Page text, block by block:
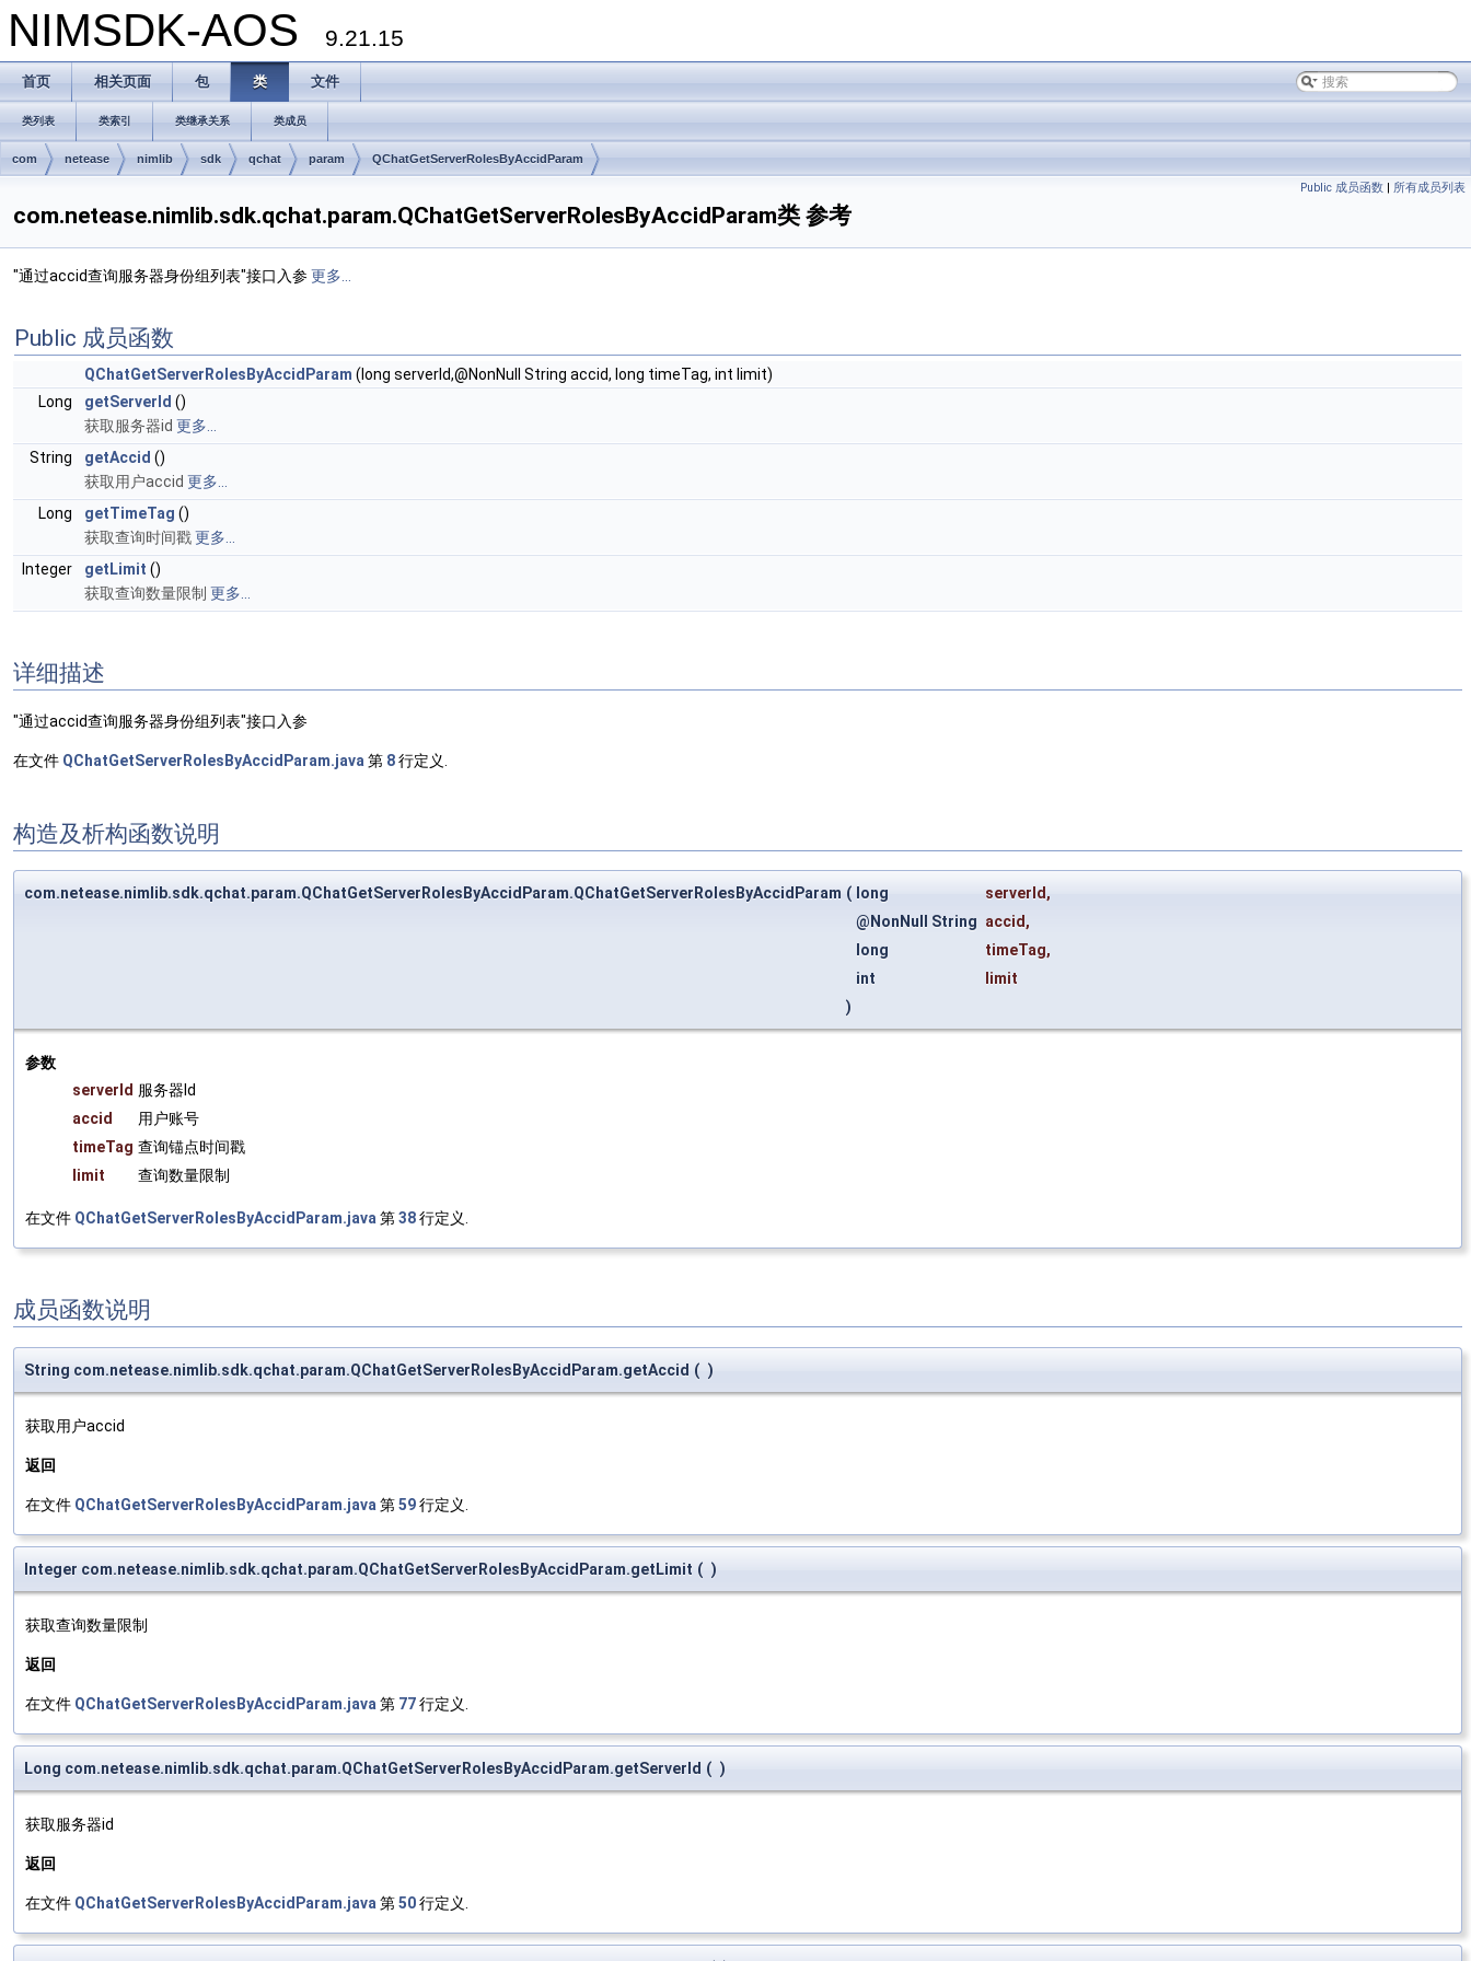
NIMSDK-AOS 9.21.15
首页 相关页面 包 类 文件
类列表 类索引 类继承关系 类成员
com netease nimlib sdk qchat param QChatGetServerRolesByAccidParam
Public 成员函数 | 所有成员列表
com.netease.nimlib.sdk.qchat.param.QChatGetServerRolesByAccidParam类 参考
"通过accid查询服务器身份组列表"接口入参 更多...
Public 成员函数
QChatGetServerRolesByAccidParam (long serverId,@NonNull String accid, long timeTag, int limit)
Long
getServerId ()
获取服务器id 更多...
String
getAccid ()
获取用户accid 更多...
Long
getTimeTag ()
获取查询时间戳更多...
Integer
getLimit ()
获取查询数量限制 更多...
详细描述
"通过accid查询服务器身份组列表"接口入参
在文件 QChatGetServerRolesByAccidParam.java 第 8行定义.
构造及析构函数说明
com.netease.nimlib.sdk.qchat.param.QChatGetServerRolesByAccidParam.QChatGetServerRolesByAccidParam ( long serverId,
@NonNull String accid,
long
timeTag,
int
limit
)
参数
serverId 服务器Id
accid
用户账号
timeTag 查询锚点时间戳
limit
查询数量限制
在文件 QChatGetServerRolesByAccidParam.java第38行定义.
成员函数说明
String com.netease.nimlib.sdk.qchat.param.QChatGetServerRolesByAccidParam.getAccid ( )
获取用户accid
返回
在文件 QChatGetServerRolesByAccidParam.java 第59行定义.
Integer com.netease.nimlib.sdk.qchat.param.QChatGetServerRolesByAccidParam.getLimit ( )
获取查询数量限制
返回
在文件 QChatGetServerRolesByAccidParam.java 第 77行定义.
Long com.netease.nimlib.sdk.qchat.param.QChatGetServerRolesByAccidParam.getServerId ( )
获取服务器id
返回
在文件 QChatGetServerRolesByAccidParam.java 第50行定义.